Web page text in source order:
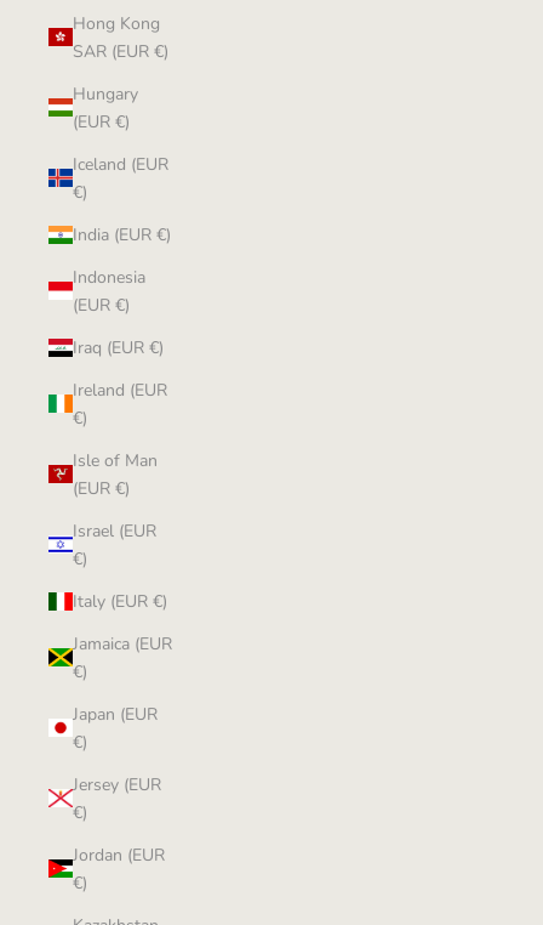
Hong Kong
SAR (EUR €)
Hungary
(EUR €)
Iceland (EUR
€)
India (EUR €)
Indonesia
(EUR €)
Iraq (EUR €)
Ireland (EUR
€)
Isle of Man
(EUR €)
Israel (EUR
€)
Italy (EUR €)
Jamaica (EUR
€)
Japan (EUR
€)
Jersey (EUR
€)
Jordan (EUR
€)